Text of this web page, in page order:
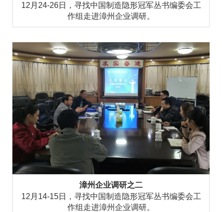
12月24-26日，寻找中国制造隐形冠军丛书编委会工
作组走进漳州企业调研。
漳州企业调研之二
12月14-15日，寻找中国制造隐形冠军丛书编委会工
作组走进漳州企业调研。